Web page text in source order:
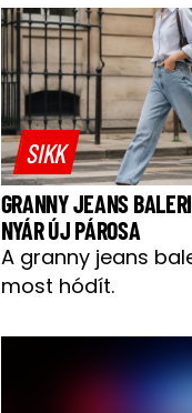
SIKK
GRANNY JEANS
NYÁR ÚJ PÁROSA
A granny jeans
most hódít.